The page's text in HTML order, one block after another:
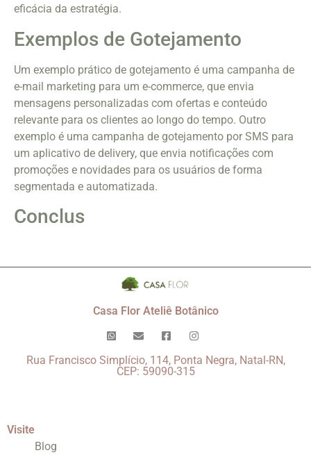
eficácia da estratégia.
Exemplos de Gotejamento
Um exemplo prático de gotejamento é uma campanha de
e-mail marketing para um e-commerce, que envia
mensagens personalizadas com ofertas e conteúdo
relevante para os clientes ao longo do tempo. Outro
exemplo é uma campanha de gotejamento por SMS para
um aplicativo de delivery, que envia notificações com
promoções e novidades para os usuários de forma
segmentada e automatizada.
Conclus
Casa Flor Ateliê Botânico
Rua Francisco Simplício, 114, Ponta Negra, Natal-RN,
CEP: 59090-315
Visite
Blog